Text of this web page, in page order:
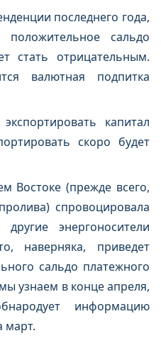
последнего года,
сальдо
стать отрицательным.
валютная подпитка
капитал
скоро будет
Востоке (прежде всего,
спровоцировала
энергоносители
наверняка, приведет
сальдо платежного
узнаем в конце апреля,
информацию
март.